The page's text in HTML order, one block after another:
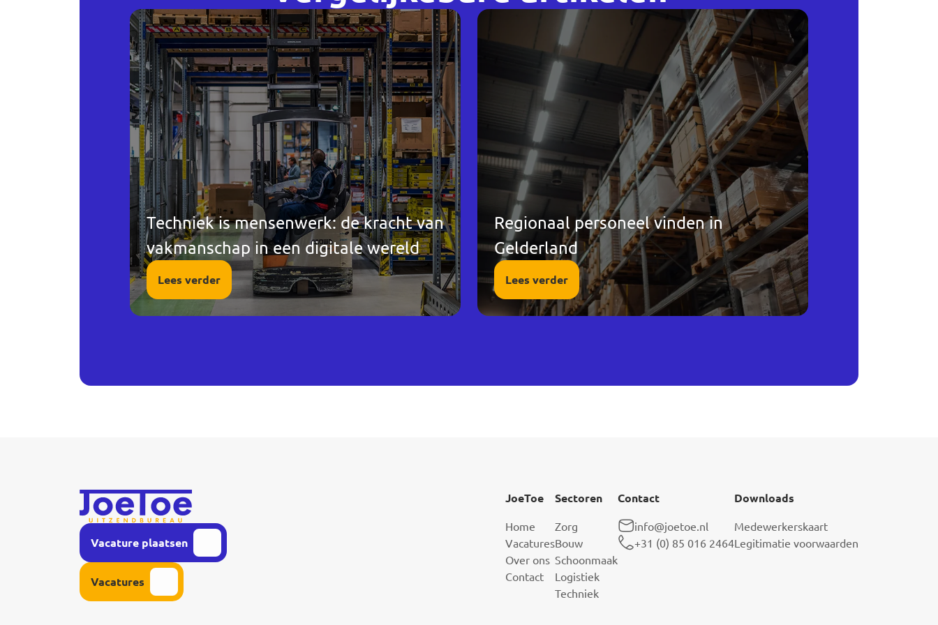
Techniek is mensenwerk: de kracht van
vakmanschap in een digitale wereld
Lees verder
Regionaal personeel vinden in
Gelderland
Lees verder
Vacature plaatsen
Vacatures
JoeToe
Home
Vacatures
Over ons
Contact
Sectoren
Zorg
Bouw
Schoonmaak
Logistiek
Techniek
Contact
info@joetoe.nl
+31 (0) 85 016 2464
Downloads
Medewerkerskaart
Legitimatie voorwaarden